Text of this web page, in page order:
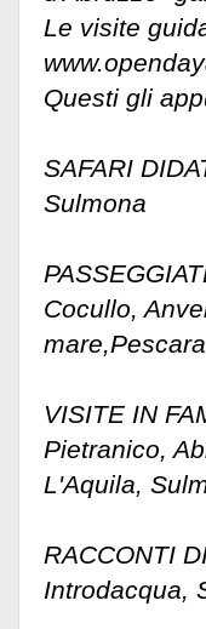
Le visite
Questi gli
Sulmona
Cocullo,
VISITE
Pietranico,
L'Aquila,
Introdacqua,